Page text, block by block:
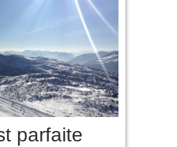
parfaite